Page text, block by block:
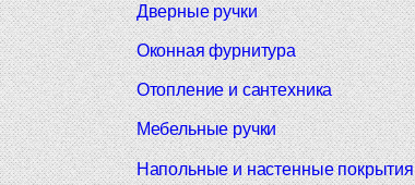
Дверные ручки
Оконная фурнитура
Отопление и сантехника
Мебельные ручки
Напольные и настенные покрытия